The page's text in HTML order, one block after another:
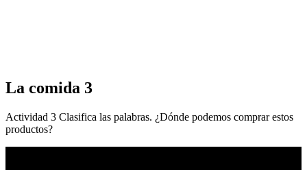
La comida 3
Actividad 3 Clasifica las palabras. ¿Dónde podemos comprar estos
productos?